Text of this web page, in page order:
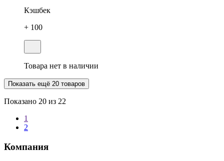
Кэшбек
+ 100
Товара нет в наличии
Показать ещё 20 товаров
Показано 20 из 22
1
2
Компания